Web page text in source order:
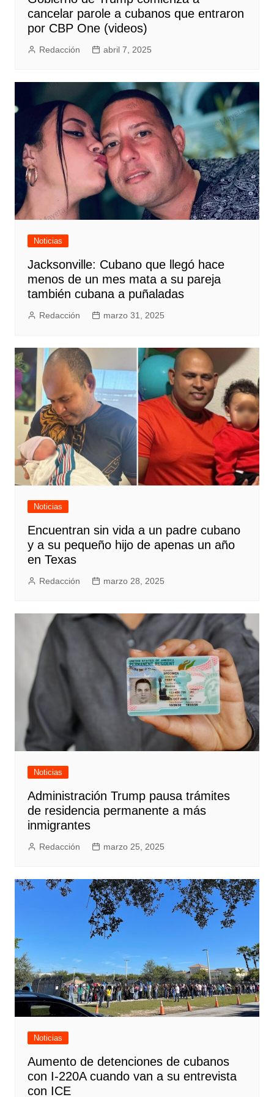
cancelar parole a cubanos que entraron
por CBP One (videos)
Redacción abril 7, 2025
Noticias
Jacksonville: Cubano que llegó hace
menos de un mes mata a su pareja
también cubana a puñaladas
Redacción marzo 31, 2025
Noticias
Encuentran sin vida a un padre cubano
y a su pequeño hijo de apenas un año
en Texas
Redacción marzo 28, 2025
Noticias
Administración Trump pausa trámites
de residencia permanente a más
inmigrantes
Redacción marzo 25, 2025
Noticias
Aumento de detenciones de cubanos
con I-220A cuando van a su entrevista
con ICE